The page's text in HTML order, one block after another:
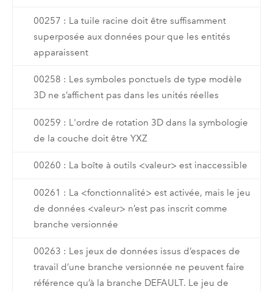
00257 : La tuile racine doit être suffisamment
superposée aux données pour que les entités
apparaissent
00258 : Les symboles ponctuels de type modèle
3D ne s’affichent pas dans les unités réelles
00259 : L'ordre de rotation 3D dans la symbologie
de la couche doit être YXZ
00260 : La boîte à outils <valeur> est inaccessible
00261 : La <fonctionnalité> est activée, mais le jeu
de données <valeur> n’est pas inscrit comme
branche versionnée
00263 : Les jeux de données issus d’espaces de
travail d’une branche versionnée ne peuvent faire
référence qu’à la branche DEFAULT. Le jeu de